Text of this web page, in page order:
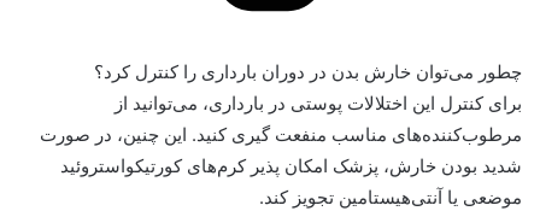
چطور می‌توان خارش بدن در دوران بارداری را کنترل کرد؟
برای کنترل این اختلالات پوستی در بارداری، می‌توانید از
مرطوب‌کننده‌های مناسب منفعت گیری کنید. این چنین، در صورت
شدید بودن خارش، پزشک امکان پذیر کرم‌های کورتیکواستروئید
موضعی یا آنتی‌هیستامین تجویز کند.